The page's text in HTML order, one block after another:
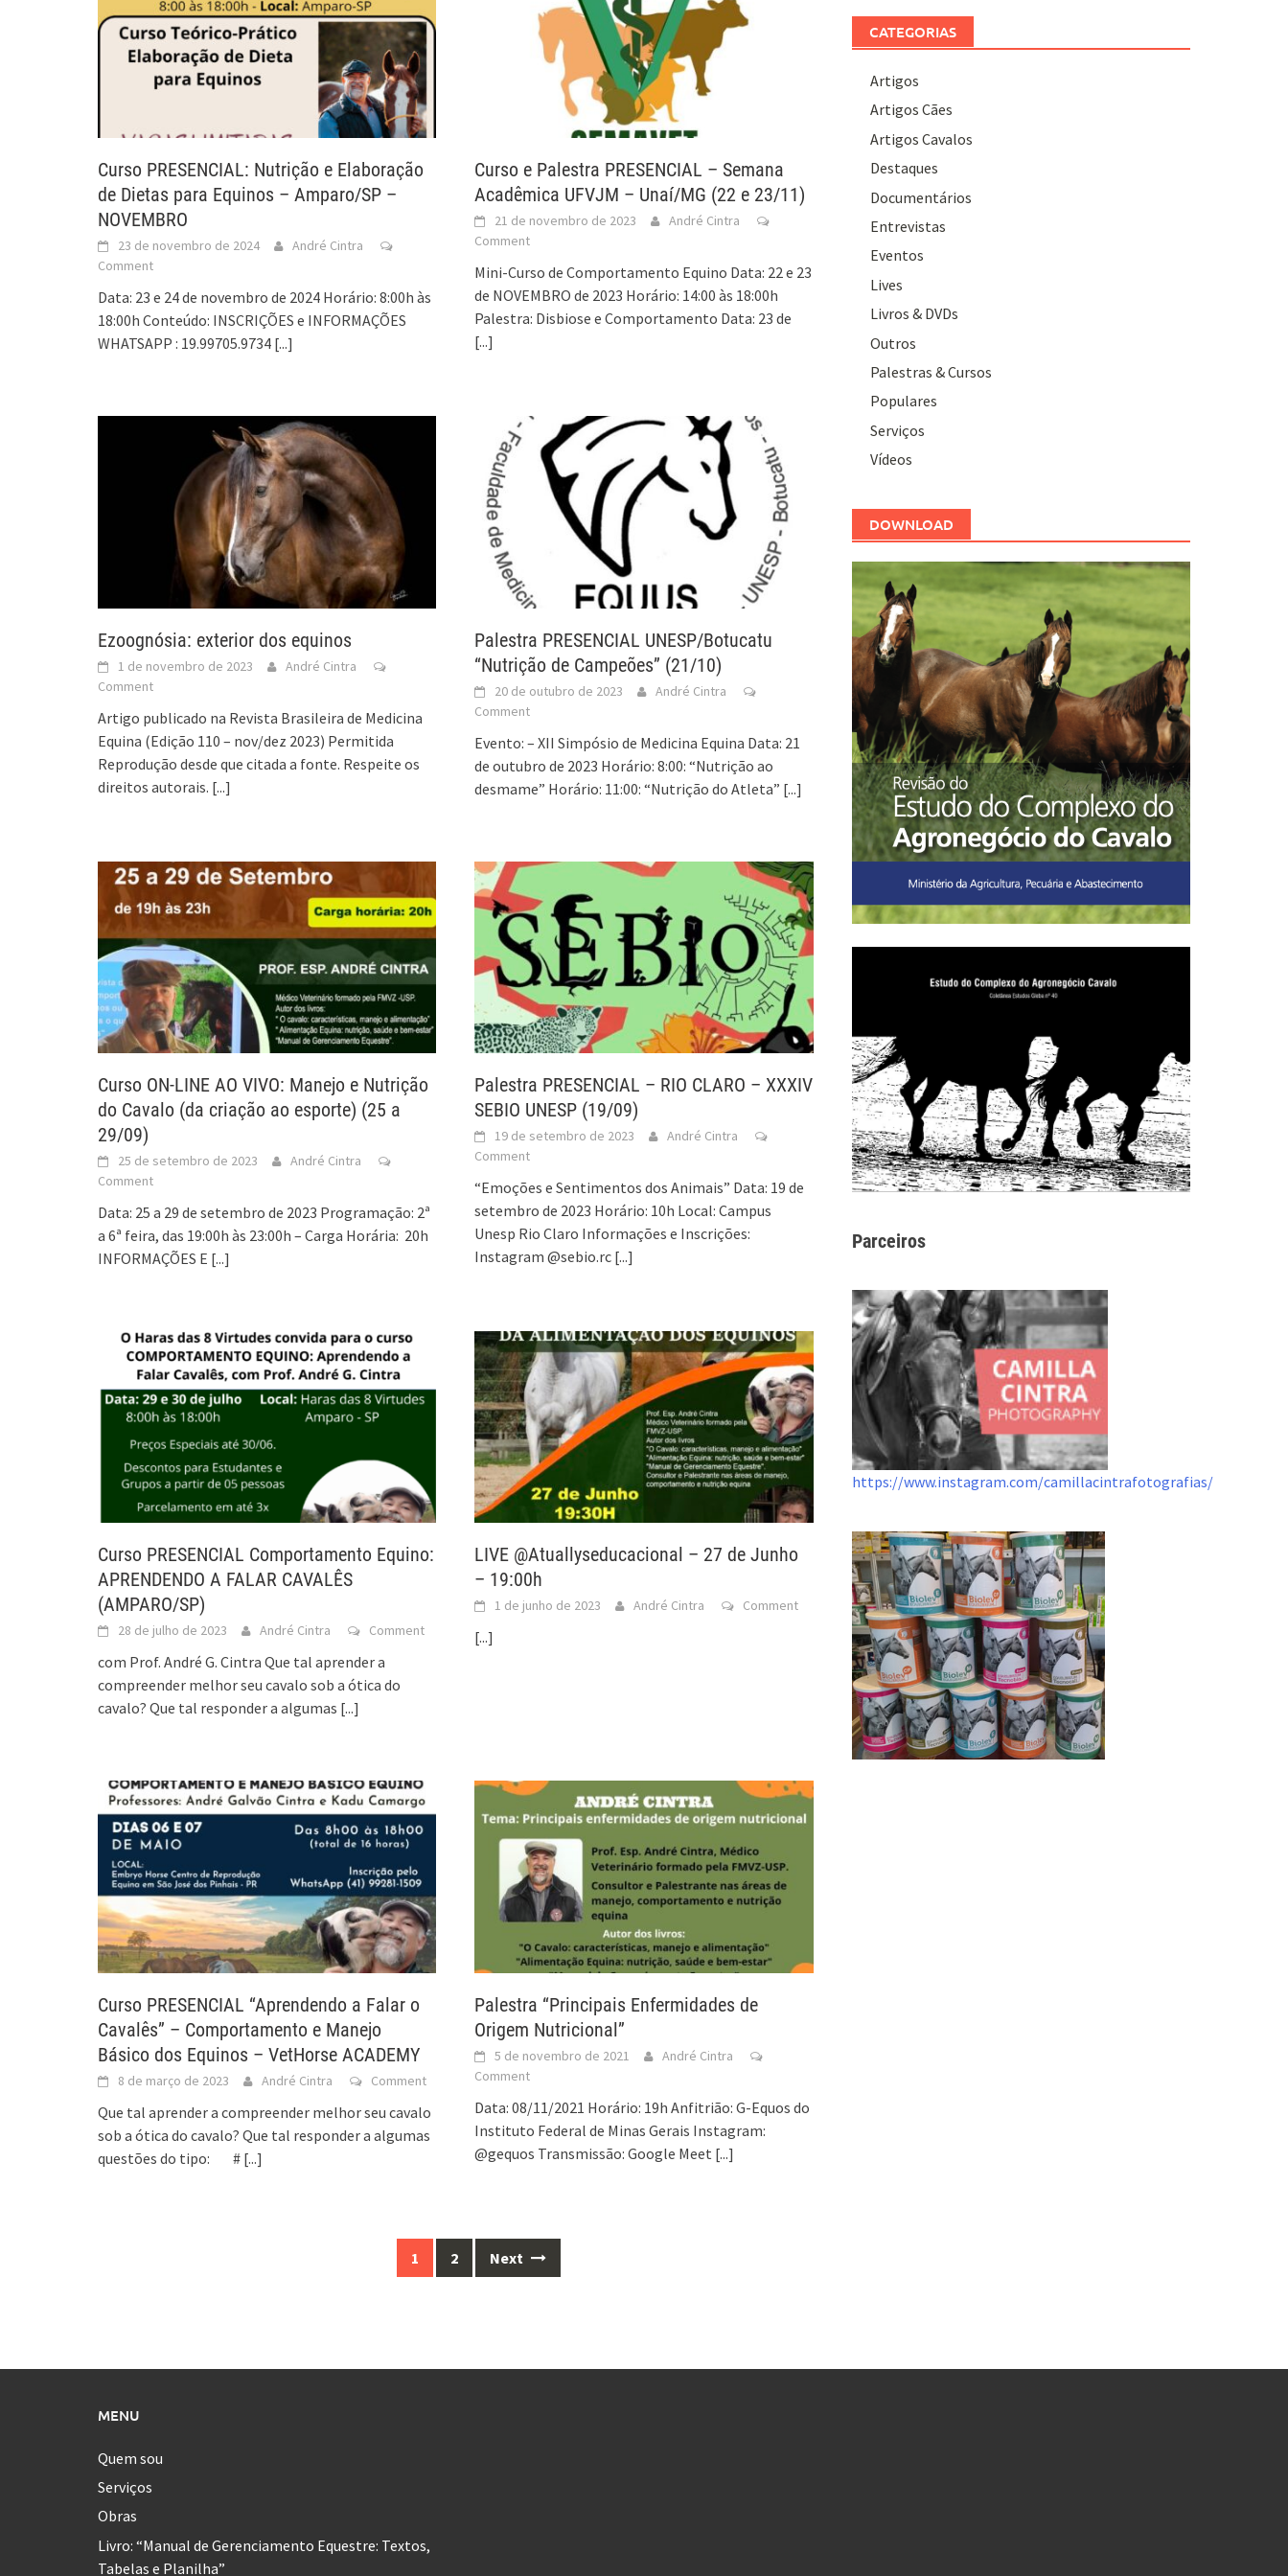
Curso PRESENCIAL: Nutrição e Elaboração
de Dietas para Equinos – Amparo/SP –
NOVEMBRO
23 de novembro de 2024
André Cintra
Comment
Data: 23 e 24 de novembro de 2024 Horário: 8:00h às
18:00h Conteúdo: INSCRIÇÕES e INFORMAÇÕES
WHATSAPP : 19.99705.9734 [...]
Curso e Palestra PRESENCIAL – Semana
Acadêmica UFVJM – Unaí/MG (22 e 23/11)
21 de novembro de 2023
André Cintra
Comment
Mini-Curso de Comportamento Equino Data: 22 e 23
de NOVEMBRO de 2023 Horário: 14:00 às 18:00h
Palestra: Disbiose e Comportamento Data: 23 de
[...]
Ezoognósia: exterior dos equinos
1 de novembro de 2023
André Cintra
Comment
Artigo publicado na Revista Brasileira de Medicina
Equina (Edição 110 – nov/dez 2023) Permitida
Reprodução desde que citada a fonte. Respeite os
direitos autorais. [...]
Palestra PRESENCIAL UNESP/Botucatu
“Nutrição de Campeões” (21/10)
20 de outubro de 2023
André Cintra
Comment
Evento: – XII Simpósio de Medicina Equina Data: 21
de outubro de 2023 Horário: 8:00: “Nutrição ao
desmame” Horário: 11:00: “Nutrição do Atleta” [...]
Curso ON-LINE AO VIVO: Manejo e Nutrição
do Cavalo (da criação ao esporte) (25 a
29/09)
25 de setembro de 2023
André Cintra
Comment
Data: 25 a 29 de setembro de 2023 Programação: 2ª
a 6ª feira, das 19:00h às 23:00h – Carga Horária: 20h
INFORMAÇÕES E [...]
Palestra PRESENCIAL – RIO CLARO – XXXIV
SEBIO UNESP (19/09)
19 de setembro de 2023
André Cintra
Comment
“Emoções e Sentimentos dos Animais” Data: 19 de
setembro de 2023 Horário: 10h Local: Campus
Unesp Rio Claro Informações e Inscrições:
Instagram @sebio.rc [...]
Curso PRESENCIAL Comportamento Equino:
APRENDENDO A FALAR CAVALÊS
(AMPARO/SP)
28 de julho de 2023 André Cintra Comment
com Prof. André G. Cintra Que tal aprender a
compreender melhor seu cavalo sob a ótica do
cavalo? Que tal responder a algumas [...]
LIVE @Atuallyseducacional – 27 de Junho
– 19:00h
1 de junho de 2023 André Cintra Comment
[...]
Curso PRESENCIAL “Aprendendo a Falar o
Cavalês” – Comportamento e Manejo
Básico dos Equinos – VetHorse ACADEMY
8 de março de 2023 André Cintra Comment
Que tal aprender a compreender melhor seu cavalo
sob a ótica do cavalo? Que tal responder a algumas
questões do tipo: # [...]
Palestra “Principais Enfermidades de
Origem Nutricional”
5 de novembro de 2021
André Cintra
Comment
Data: 08/11/2021 Horário: 19h Anfitrião: G-Equos do
Instituto Federal de Minas Gerais Instagram:
@gequos Transmissão: Google Meet [...]
1 2 Next
CATEGORIAS
Artigos
Artigos Cães
Artigos Cavalos
Destaques
Documentários
Entrevistas
Eventos
Lives
Livros & DVDs
Outros
Palestras & Cursos
Populares
Serviços
Vídeos
DOWNLOAD
Parceiros
https://www.instagram.com/camillacintrafotografias/
MENU
Quem sou
Serviços
Obras
Livro: “Manual de Gerenciamento Equestre: Textos,
Tabelas e Planilha”